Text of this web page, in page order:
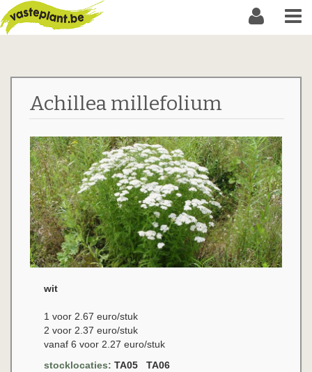
Achillea millefolium
wit
1 voor 2.67 euro/stuk
2 voor 2.37 euro/stuk
vanaf 6 voor 2.27 euro/stuk
stocklocaties: TA05 TA06